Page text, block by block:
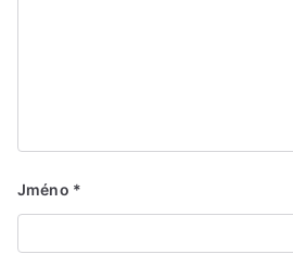
Jméno *